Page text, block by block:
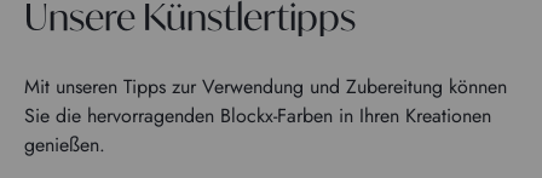
Unsere Künstlertipps
Mit unseren Tipps zur Verwendung und Zubereitung können
Sie die hervorragenden Blockx-Farben in Ihren Kreationen
genießen.